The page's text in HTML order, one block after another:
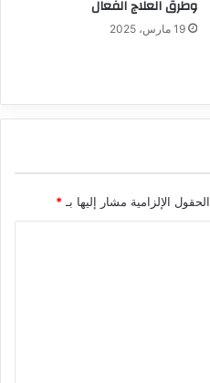
وطرق العلاج الفعال
19 مارس، 2025
الحقول الإلزامية مشار إليها بـ *